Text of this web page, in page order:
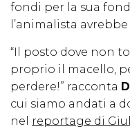
fondi per la sua
l’animalista
“Il posto dove non
proprio il macello,
perdere!” racconta
cui siamo andati a
nel
reportage di